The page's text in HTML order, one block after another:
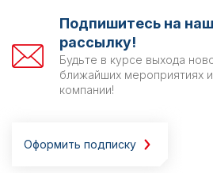
Подпишитесь на
рассылку!
Будьте в курсе выхода
ближайших мероприятиях
компании!
Оформить подписку